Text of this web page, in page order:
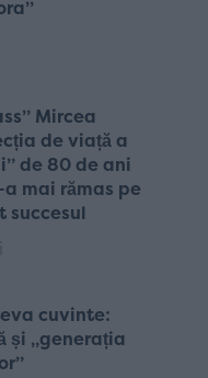
Mircea
de viață a
de 80 de ani
mai rămas pe
succesul
cuvinte:
și „generația